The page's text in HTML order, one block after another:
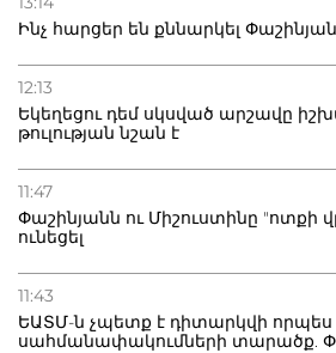
Ինչ հարցեր են քննարկել
12:13
Եկեղեցու դեմ սկսված արշավը
թուլության նշան է
11:47
Փաշինյանն ու Միշուստինը "ոտքի
ունեցել
11:43
ԵԱՏՄ-ն չպետք է դիտարկվի որպես
սահմանափակումների տարածք.